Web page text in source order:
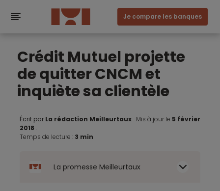
Je compare les banques
Crédit Mutuel projette
de quitter CNCM et
inquiète sa clientèle
Écrit par La rédaction Meilleurtaux . Mis à jour le 5 février
2018 .
Temps de lecture : 3 min
La promesse Meilleurtaux